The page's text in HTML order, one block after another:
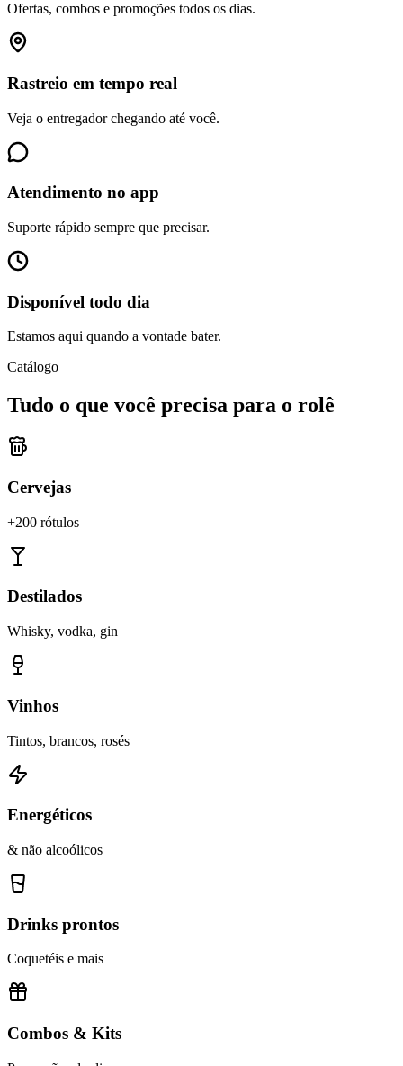
Ofertas, combos e promoções todos os dias.
Rastreio em tempo real
Veja o entregador chegando até você.
Atendimento no app
Suporte rápido sempre que precisar.
Disponível todo dia
Estamos aqui quando a vontade bater.
Catálogo
Tudo o que você precisa para o rolê
Cervejas
+200 rótulos
Destilados
Whisky, vodka, gin
Vinhos
Tintos, brancos, rosés
Energéticos
& não alcoólicos
Drinks prontos
Coquetéis e mais
Combos & Kits